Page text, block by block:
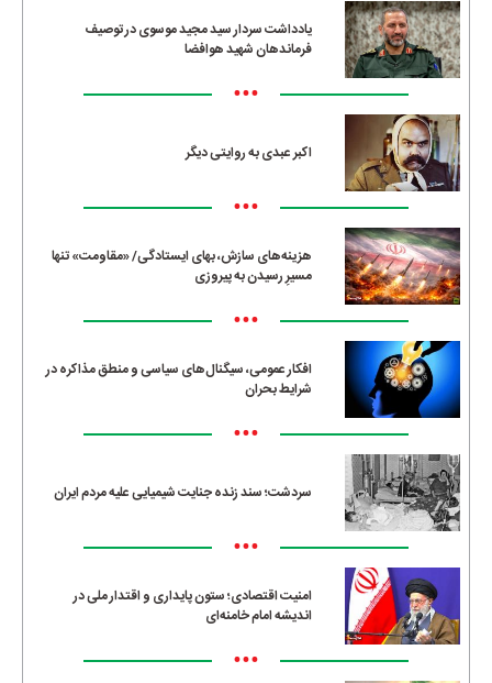
یادداشت سردار سید مجید موسوی در توصیف
فرماندهان شهید هوافضا
•••
اکبر عبدی به روایتی دیگر
•••
هزینه‌های سازش، بهای ایستادگی/ «مقاومت» تنها
مسیرِ رسیدن به پیروزی
•••
افکار عمومی، سیگنال‌های سیاسی و منطق مذاکره در
شرایط بحران
•••
سردشت؛ سند زنده جنایت شیمیایی علیه مردم ایران
•••
امنیت اقتصادی؛ ستون پایداری و اقتدار ملی در
اندیشه امام خامنه‌ای
•••